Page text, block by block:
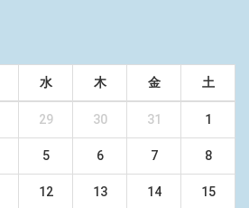
水 木 金 土
29 30 31 1
5 6 7 8
12 13 14 15